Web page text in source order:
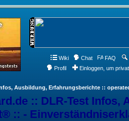
Wiki Chat FAQ
Profil
Einloggen, um
Ausbildung, Erfahrungsberichte ::
:: DLR-Test
:: -